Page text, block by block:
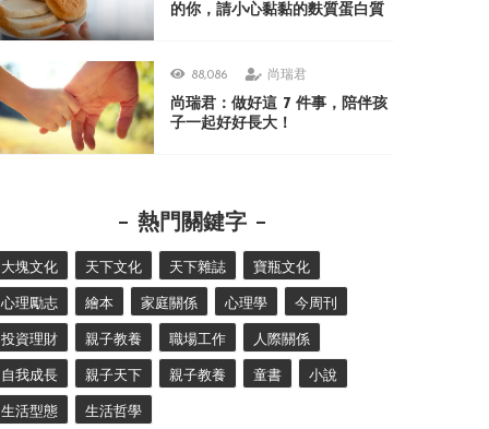
的你，請小心黏黏的麩質蛋白質
88,086 尚瑞君
尚瑞君：做好這 7 件事，陪伴孩
子一起好好長大！
熱門關鍵字
大塊文化 天下文化 天下雜誌 寶瓶文化
心理勵志 繪本 家庭關係 心理學 今周刊
投資理財 親子教養 職場工作 人際關係
自我成長 親子天下 親子教養 童書 小說
生活型態 生活哲學